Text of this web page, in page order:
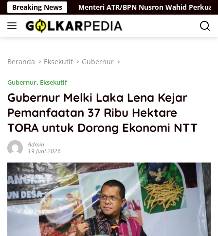
Langsung
ke
konten
Breaking News
Rus Menteri ATR/BPN Nusron Wahid Perkuat
Beranda Eksekutif Gubernur
Gubernur, Eksekutif
Gubernur Melki Laka Lena Kejar
Pemanfaatan 37 Ribu Hektare
TORA untuk Dorong Ekonomi NTT
Admin
19 Juni 2026